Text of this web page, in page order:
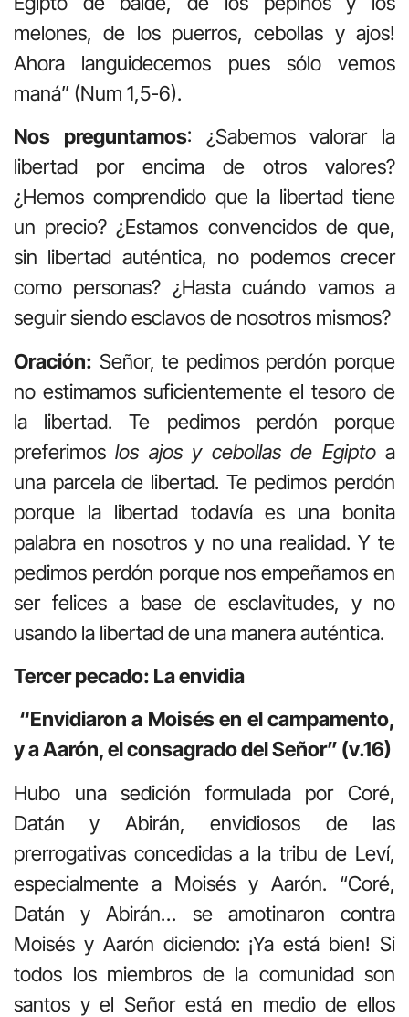
melones, de los puerros, cebollas y ajos!
Ahora languidecemos pues sólo vemos
maná” (Num 1,5-6).
Nos preguntamos: ¿Sabemos valorar la
libertad por encima de otros valores?
¿Hemos comprendido que la libertad tiene
un precio? ¿Estamos convencidos de que,
sin libertad auténtica, no podemos crecer
como personas? ¿Hasta cuándo vamos a
seguir siendo esclavos de nosotros mismos?
Oración: Señor, te pedimos perdón porque
no estimamos suficientemente el tesoro de
la libertad. Te pedimos perdón porque
preferimoslos ajos y cebollas de Egiptoa
una parcela de libertad. Te pedimos perdón
porque la libertad todavía es una bonita
palabra en nosotros y no una realidad. Y te
pedimos perdón porque nos empeñamos en
ser felices a base de esclavitudes, y no
usando la libertad de una manera auténtica.
Tercer pecado: La envidia
“Envidiaron a Moisés en el campamento,
y a Aarón, el consagrado del Señor” (v.16)
Hubo una sedición formulada por Coré,
Datán y Abirán, envidiosos de las
prerrogativas concedidas a la tribu de Leví,
especialmente a Moisés y Aarón. “Coré,
Datán y Abirán… se amotinaron contra
Moisés y Aarón diciendo: ¡Ya está bien! Si
todos los miembros de la comunidad son
santos y el Señor está en medio de ellos